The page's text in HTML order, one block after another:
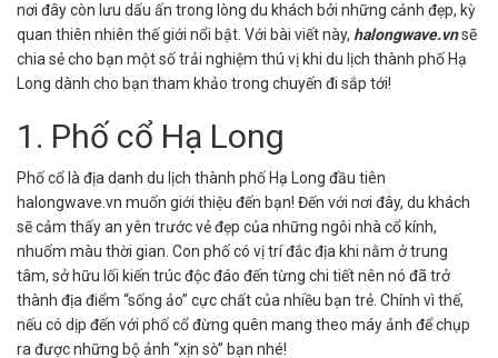
nơi đây còn lưu dấu ấn trong lòng du khách bởi những cảnh đẹp, kỳ
quan thiên nhiên thế giới nổi bật. Với bài viết này, halongwave.vnsẽ
chia sẻ cho bạn một số trải nghiệm thú vị khi du lịch thành phố Hạ
Long dành cho bạn tham khảo trong chuyến đi sắp tới!
1. Phố cổ Hạ Long
Phố cổ là địa danh du lịch thành phố Hạ Long đầu tiên
halongwave.vn muốn giới thiệu đến bạn! Đến với nơi đây, du khách
sẽ cảm thấy an yên trước vẻ đẹp của những ngôi nhà cổ kính,
nhuốm màu thời gian. Con phố có vị trí đắc địa khi nằm ở trung
tâm, sở hữu lối kiến trúc độc đáo đến từng chi tiết nên nó đã trở
thành địa điểm “sống ảo” cực chất của nhiều bạn trẻ. Chính vì thế,
nếu có dịp đến với phố cổ đừng quên mang theo máy ảnh để chụp
ra được những bộ ảnh “xịn sò” bạn nhé!